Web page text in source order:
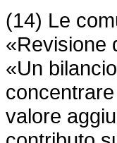
(14) Le
«Revisione
«Un
valore